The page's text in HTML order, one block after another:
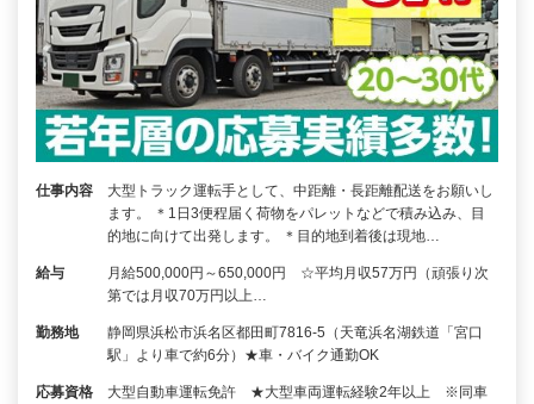
仕事内容
大型トラック運転手として、中距離・長距離配送をお願いし
ます。 ＊1日3便程届く荷物をパレットなどで積み込み、目
的地に向けて出発します。 ＊目的地到着後は現地…
給与
月給500,000円～650,000円 ☆平均月収57万円（頑張り次
第では月収70万円以上…
勤務地
静岡県浜松市浜名区都田町7816-5（天竜浜名湖鉄道「宮口
駅」より車で約6分）★車・バイク通勤OK
応募資格
大型自動車運転免許 ★大型車両運転経験2年以上 ※同車